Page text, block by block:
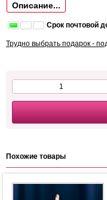
Описание...
Срок почтовой
Трудно выбрать подарок -
Похожие товары